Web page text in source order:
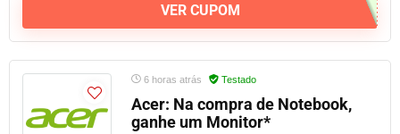
VER CUPOM
6 horas atrás Testado
Acer: Na compra de Notebook,
ganhe um Monitor*